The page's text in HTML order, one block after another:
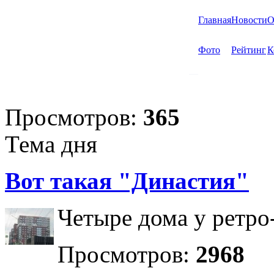
ГлавнаяНовости
Фото Рейтинг
Просмотров: 365
Тема дня
Вот такая "Династия"
Четыре дома у
Просмотров: 2968